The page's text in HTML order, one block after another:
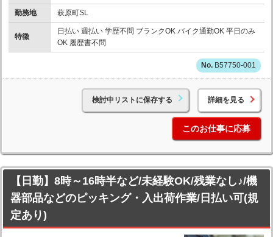
勤務地 萩原町SL
特徴
日払い 週払い 学歴不問 ブランクOK バイク通勤OK 平日のみ
OK 履歴書不問
B57750-001
検討中リストに保存する 詳細を見る
このお仕事に応募
【日勤】8時～16時半など/未経験OK/残業なし♪/機
器部品などのピッキング・入出荷作業/日払い可(規
定あり)